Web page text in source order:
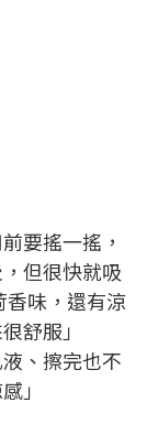
要搖一搖，
但很快就吸
香味，還有涼
舒服」
、擦完也不
」